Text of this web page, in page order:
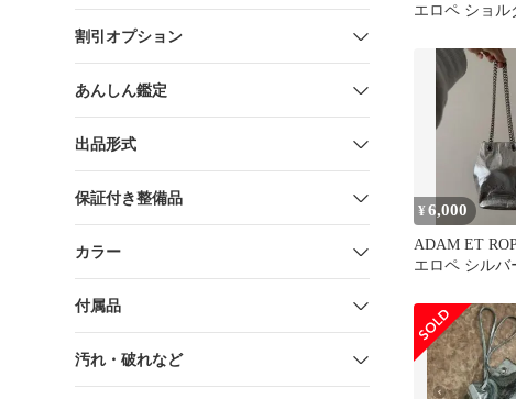
割引オプション
あんしん鑑定
出品形式
保証付き整備品
カラー
付属品
汚れ・破れなど
エロペ ショル
¥6,000
ADAM ET
エロペ シルバ